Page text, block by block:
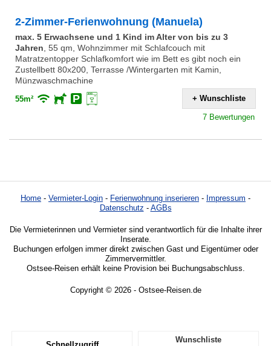
2-Zimmer-Ferienwohnung (Manuela)
max. 5 Erwachsene und 1 Kind im Alter von bis zu 3
Jahren, 55 qm, Wohnzimmer mit Schlafcouch mit
Matratzentopper Schlafkomfort wie im Bett es gibt noch ein
Zustellbett 80x200, Terrasse /Wintergarten mit Kamin,
Münzwaschmachine
55m² + Wunschliste
7 Bewertungen
Home - Vermieter-Login - Ferienwohnung inserieren - Impressum -
Datenschutz - AGBs
Die Vermieterinnen und Vermieter sind verantwortlich für die Inhalte ihrer
Inserate.
Buchungen erfolgen immer direkt zwischen Gast und Eigentümer oder
Zimmervermittler.
Ostsee-Reisen erhält keine Provision bei Buchungsabschluss.
Copyright © 2026 - Ostsee-Reisen.de
Wunschliste